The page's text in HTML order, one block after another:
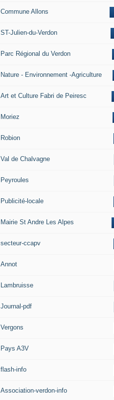
Commune Allons
ST-Julien-du-Verdon
Parc Régional du Verdon
Nature - Environnement -Agriculture
Art et Culture Fabri de Peiresc
Moriez
Robion
Val de Chalvagne
Peyroules
Publicité-locale
Mairie St Andre Les Alpes
secteur-ccapv
Annot
Lambruisse
Journal-pdf
Vergons
Pays A3V
flash-info
Association-verdon-info